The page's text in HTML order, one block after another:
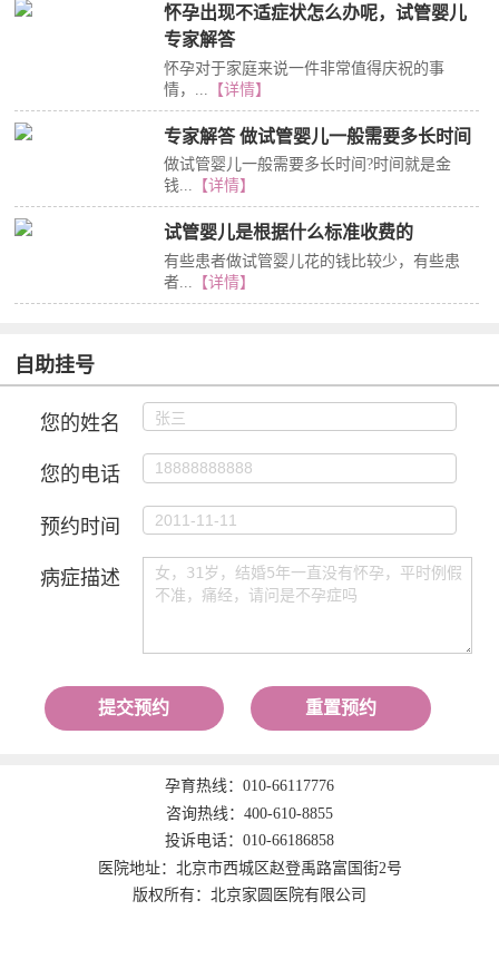
怀孕出现不适症状怎么办呢，试管婴儿
专家解答
怀孕对于家庭来说一件非常值得庆祝的事
情，...
【详情】
专家解答 做试管婴儿一般需要多长时间
做试管婴儿一般需要多长时间?时间就是金
钱... 【详情】
试管婴儿是根据什么标准收费的
有些患者做试管婴儿花的钱比较少，有些患
者...
【详情】
自助挂号
您的姓名
您的电话
预约时间
病症描述
提交预约 重置预约
孕育热线： 010-66117776
咨询热线： 400-610-8855
投诉电话： 010-66186858
医院地址：北京市西城区赵登禹路富国街2号
版权所有：北京家圆医院有限公司